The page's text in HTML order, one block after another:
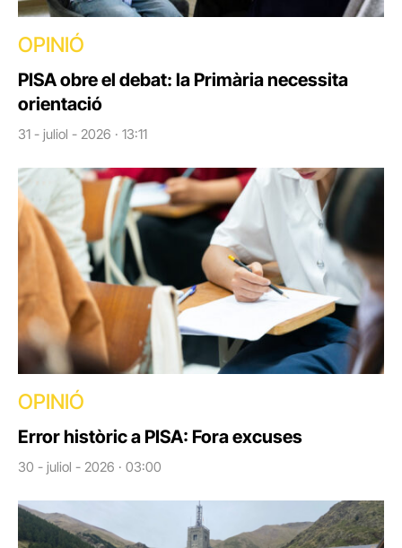
OPINIÓ
PISA obre el debat: la Primària necessita
orientació
31 - juliol - 2026 · 13:11
OPINIÓ
Error històric a PISA: Fora excuses
30 - juliol - 2026 · 03:00